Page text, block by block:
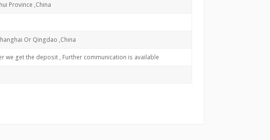
Province ,China
Or Qingdao ,China
we get the deposit , Further communication is available